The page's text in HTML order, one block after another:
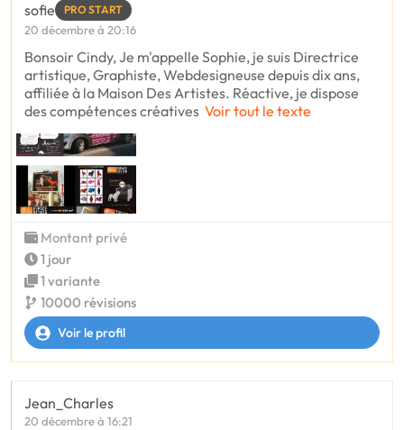
sofie PRO START
20 décembre à 20:16
Bonsoir Cindy, Je m'appelle Sophie, je suis Directrice
artistique, Graphiste, Webdesigneuse depuis dix ans,
affiliée à la Maison Des Artistes. Réactive, je dispose
des compétences créatives Voir tout le texte
Montant privé
1 jour
1 variante
10000 révisions
Voir le profil
Jean_Charles
20 décembre à 16:21